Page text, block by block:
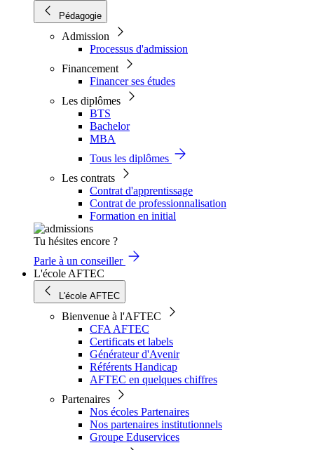
Pédagogie
Admission
Processus d'admission
Financement
Financer ses études
Les diplômes
BTS
Bachelor
MBA
Tous les diplômes
Les contrats
Contrat d'apprentissage
Contrat de professionnalisation
Formation en initial
Tu hésites encore ?
Parle à un conseiller
L'école AFTEC
L'école AFTEC
Bienvenue à l'AFTEC
CFA AFTEC
Certificats et labels
Générateur d'Avenir
Référents Handicap
AFTEC en quelques chiffres
Partenaires
Nos écoles Partenaires
Nos partenaires institutionnels
Groupe Eduservices